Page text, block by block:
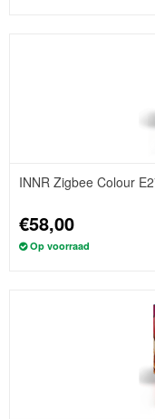
INNR Zigbee Colour
€58,00
Op voorraad